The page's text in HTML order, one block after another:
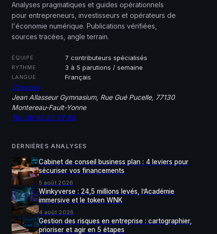
Analyses pragmatiques et guides opérationnels
pour entrepreneurs, investisseurs et opérateurs de
l'économie numérique. Publications vérifiées,
sources tracées, angle terrain.
ÉQUIPE 7 contributeurs spécialisés
RYTHME 3 à 5 parutions / semaine
LANGUE Français
Cosgeek
Jean Allasseur Gymnasium, Rue Gué Pucelle, 77130
Montereau-Fault-Yonne
Tél. 06 95 83 42 83
DERNIÈRES ANALYSES
Cabinet de conseil business plan : 4 leviers pour
sécuriser vos financements
5 août 2026
Winkyverse : 24,5 millions levés, l’Académie
immersive et le token WNK
4 août 2026
Gestion des risques en entreprise : cartographier,
prioriser et agir en 5 étapes